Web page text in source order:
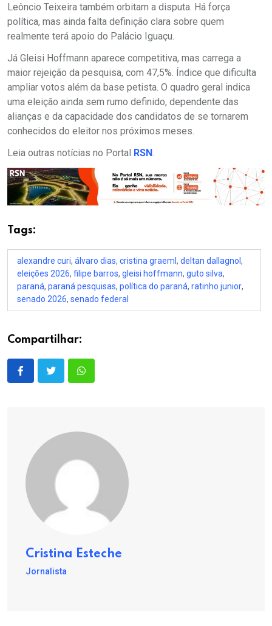
Leôncio Teixeira também orbitam a disputa. Há força
política, mas ainda falta definição clara sobre quem
realmente terá apoio do Palácio Iguaçu.
Já Gleisi Hoffmann aparece competitiva, mas carrega a
maior rejeição da pesquisa, com 47,5%. Índice que dificulta
ampliar votos além da base petista. O quadro geral indica
uma eleição ainda sem rumo definido, dependente das
alianças e da capacidade dos candidatos de se tornarem
conhecidos do eleitor nos próximos meses.
Leia outras notícias no Portal RSN
Tags:
alexandre curi, álvaro dias, cristina graeml , deltan dallagnol ,
eleições 2026, filipe barros, gleisi hoffmann, guto silva,
paraná, paraná pesquisas, política do paraná, ratinho junior,
senado 2026, senado federal
Compartilhar:
Cristina Esteche
Jornalista